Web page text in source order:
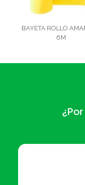
BAYETA ROLLO
6M